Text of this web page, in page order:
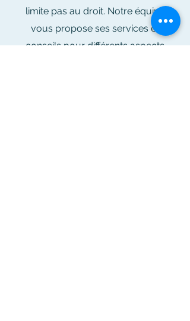
limite pas au droit. Notre équipe
vous propose ses services et
conseils pour différents aspects